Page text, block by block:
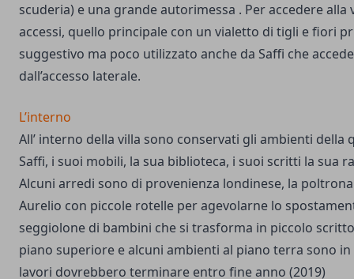
scuderia) e una grande autorimessa . Per accedere alla
accessi, quello principale con un vialetto di tigli e fiori
suggestivo ma poco utilizzato anche da Saffi che
dall’accesso laterale.
L’interno
All’ interno della villa sono conservati gli ambienti della
Saffi, i suoi mobili, la sua biblioteca, i suoi scritti la sua
Alcuni arredi sono di provenienza londinese, la
Aurelio con piccole rotelle per agevolarne lo
seggiolone di bambini che si trasforma in piccolo
piano superiore e alcuni ambienti al piano terra sono
lavori dovrebbero terminare entro fine anno (2019)